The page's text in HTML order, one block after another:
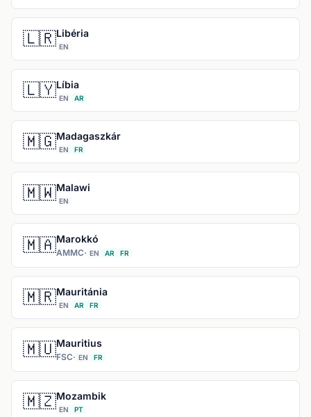
🇱🇷Libéria
EN
🇱🇾Líbia
EN AR
🇲🇬Madagaszkár
EN FR
🇲🇼Malawi
EN
🇲🇦Marokkó
AMMC· EN AR FR
🇲🇷Mauritánia
EN AR FR
🇲🇺Mauritius
FSC· EN FR
🇲🇿Mozambik
EN PT